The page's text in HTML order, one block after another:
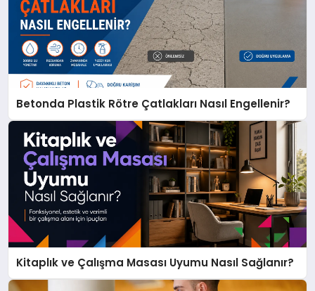
Betonda Plastik Rötre Çatlakları Nasıl Engellenir?
Kitaplık ve Çalışma Masası Uyumu Nasıl Sağlanır?